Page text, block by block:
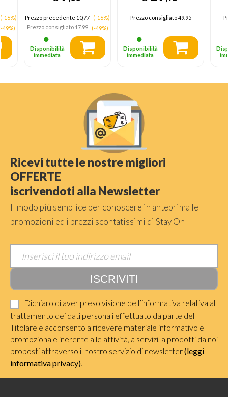
(-16%)
49%)
Prezzo precedente 10,77
(-16%)
Prezzo consigliato17.99 (-49%)
Disponibilità
immediata
Smartphone Bianco
AC Ricarica rapida
Interno
Prezzo consigliato49.95
Disponibilità
immediata
Ricevi tutte le nostre migliori
OFFERTE
iscrivendoti alla Newsletter
Il modo più semplice per conoscere in anteprima le
promozioni ed i prezzi scontatissimi di Stay On
Dichiaro di aver preso visione dell’informativa relativa al
trattamento dei dati personali effettuato da parte del
Titolare e acconsento a ricevere materiale informativo e
promozionale inerente alle attività, a servizi, a prodotti da noi
proposti attraverso il nostro servizio di newsletter(leggi
informativa privacy)